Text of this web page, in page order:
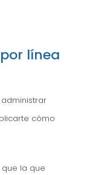
línea
cómo
la que